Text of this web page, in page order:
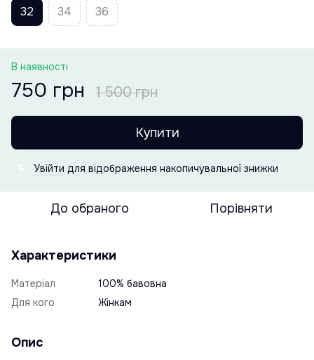
32 34 36
В наявності
750 грн 1 500 грн
Купити
Увійти для відображення накопичувальної знижки
До обраного Порівняти
Характеристики
Матеріал
100% бавовна
Для кого
Жінкам
Опис